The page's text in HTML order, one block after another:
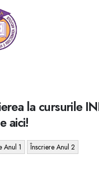
la cursurile
aici!
Anul 1 Înscriere Anul 2